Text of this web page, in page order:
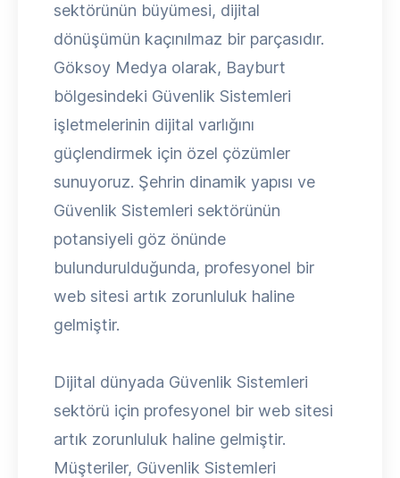
sektörünün büyümesi, dijital
dönüşümün kaçınılmaz bir parçasıdır.
Göksoy Medya olarak, Bayburt
bölgesindeki Güvenlik Sistemleri
işletmelerinin dijital varlığını
güçlendirmek için özel çözümler
sunuyoruz. Şehrin dinamik yapısı ve
Güvenlik Sistemleri sektörünün
potansiyeli göz önünde
bulundurulduğunda, profesyonel bir
web sitesi artık zorunluluk haline
gelmiştir.
Dijital dünyada Güvenlik Sistemleri
sektörü için profesyonel bir web sitesi
artık zorunluluk haline gelmiştir.
Müşteriler, Güvenlik Sistemleri